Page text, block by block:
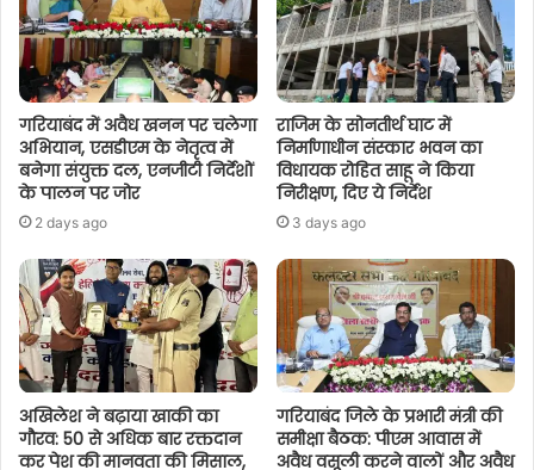
गरियाबंद में अवैध खनन पर चलेगा
अभियान, एसडीएम के नेतृत्व में
बनेगा संयुक्त दल, एनजीटी निर्देशों
के पालन पर जोर
2 days ago
राजिम के सोनतीर्थ घाट में
निर्माणाधीन संस्कार भवन का
विधायक रोहित साहू ने किया
निरीक्षण, दिए ये निर्देश
3 days ago
अखिलेश ने बढ़ाया खाकी का
गौरव: 50 से अधिक बार रक्तदान
कर पेश की मानवता की मिसाल,
गरियाबंद जिले के प्रभारी मंत्री की
समीक्षा बैठक: पीएम आवास में
अवैध वसूली करने वालों और अवैध